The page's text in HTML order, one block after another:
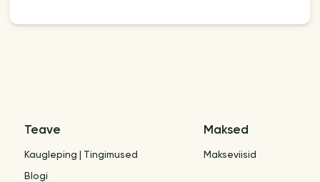
Teave
Kaugleping | Tingimused
Blogi
Maksed
Makseviisid